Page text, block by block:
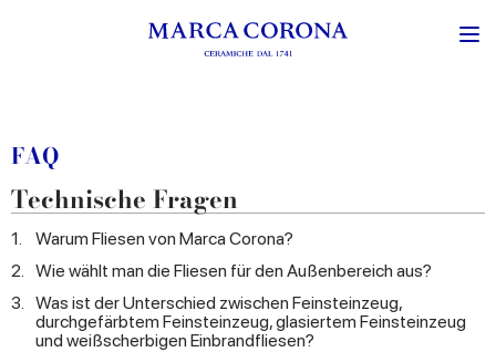
FAQ
Technische Fragen
1.
Warum Fliesen von Marca Corona?
2. Wie wählt man die Fliesen für den Außenbereich aus?
3. Was ist der Unterschied zwischen Feinsteinzeug,
durchgefärbtem Feinsteinzeug, glasiertem Feinsteinzeug
und weißscherbigen Einbrandfliesen?